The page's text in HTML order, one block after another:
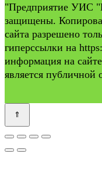
"Предприятие УИС
защищены.
сайта разрешено
гиперссылки на
информация на
является